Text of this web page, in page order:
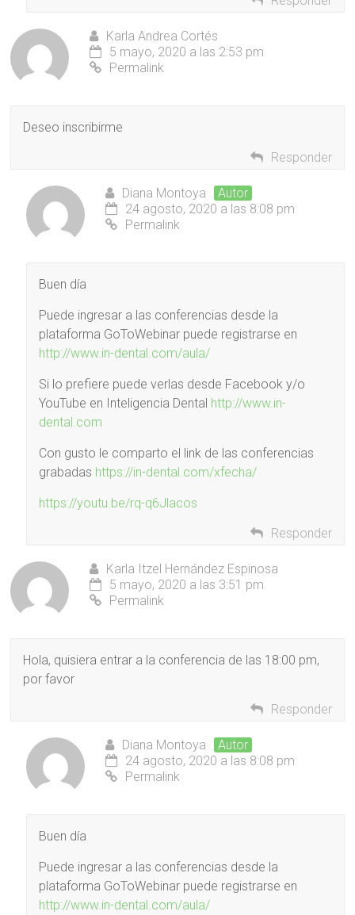
Karla Andrea Cortés
5 mayo, 2020 a las 2:53 pm
Permalink
Deseo inscribirme
Responder
Diana Montoya
Autor
24 agosto, 2020 a las 8:08 pm
Permalink
Buen día
Puede ingresar a las conferencias desde la
plataforma GoToWebinar puede registrarse en
http://www.in-dental.com/aula/
Si lo prefiere puede verlas desde Facebook y/o
YouTube en Inteligencia Dental http://www.in-
dental.com
Con gusto le comparto el link de las conferencias
grabadas https://in-dental.com/xfecha/
https://youtu.be/rq-q6Jlacos
Responder
Karla Itzel Hernández Espinosa
5 mayo, 2020 a las 3:51 pm
Permalink
Hola, quisiera entrar a la conferencia de las 18:00 pm,
por favor
Responder
Diana Montoya
Autor
24 agosto, 2020 a las 8:08 pm
Permalink
Buen día
Puede ingresar a las conferencias desde la
plataforma GoToWebinar puede registrarse en
http://www.in-dental.com/aula/